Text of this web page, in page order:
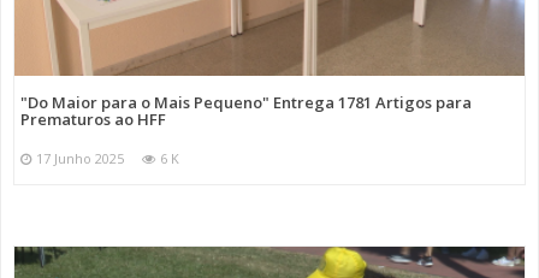
"Do Maior para o Mais Pequeno" Entrega 1781 Artigos para
Prematuros ao HFF
17 Junho 2025 6 K